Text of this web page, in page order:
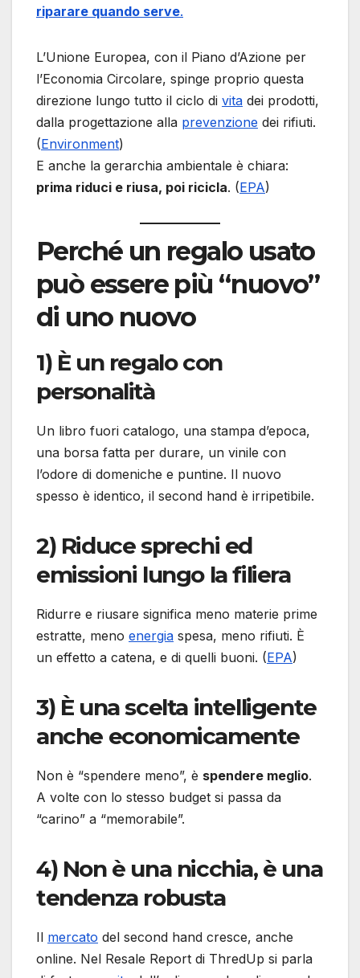
riparare quando serve.
L’Unione Europea, con il Piano d’Azione per
l’Economia Circolare, spinge proprio questa
direzione lungo tutto il ciclo di vita dei prodotti,
dalla progettazione alla prevenzione dei rifiuti.
(Environment)
E anche la gerarchia ambientale è chiara:
prima riduci e riusa, poi ricicla. (EPA)
Perché un regalo usato
può essere più “nuovo”
di uno nuovo
1) È un regalo con
personalità
Un libro fuori catalogo, una stampa d’epoca,
una borsa fatta per durare, un vinile con
l’odore di domeniche e puntine. Il nuovo
spesso è identico, il second hand è irripetibile.
2) Riduce sprechi ed
emissioni lungo la filiera
Ridurre e riusare significa meno materie prime
estratte, meno energia spesa, meno rifiuti. È
un effetto a catena, e di quelli buoni. (EPA)
3) È una scelta intelligente
anche economicamente
Non è “spendere meno”, è spendere meglio.
A volte con lo stesso budget si passa da
“carino” a “memorabile”.
4) Non è una nicchia, è una
tendenza robusta
Il mercato del second hand cresce, anche
online. Nel Resale Report di ThredUp si parla